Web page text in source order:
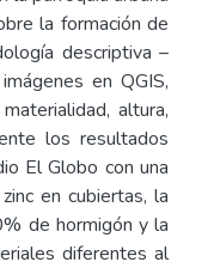
la formación de
descriptiva –
en QGIS,
altura,
los resultados
El Globo con una
en cubiertas, la
de hormigón y la
diferentes al